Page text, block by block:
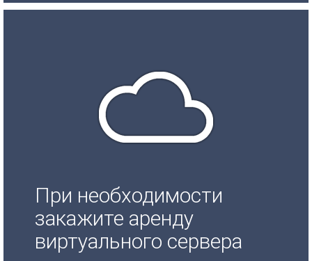
При необходимости
закажите аренду
виртуального сервера